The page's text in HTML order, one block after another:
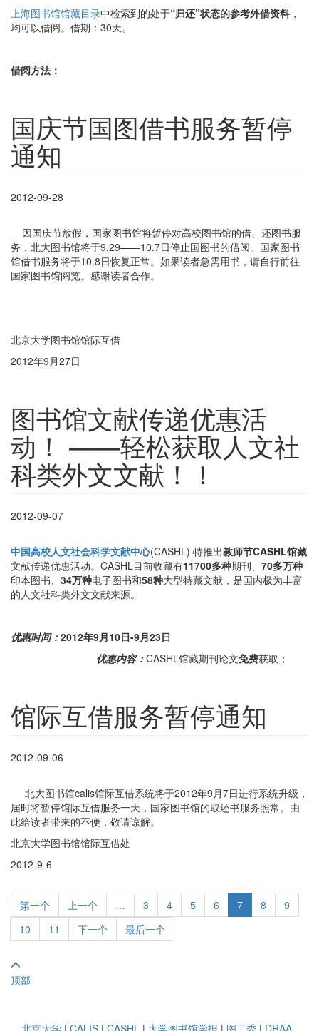
上海图书馆馆藏目录中检索到的处于“归还”状态的参考外借资料 ，
均可以借阅。借期：30天。
借阅方法：
国庆节国图借书服务暂停
通知
2012-09-28
因国庆节放假，国家图书馆将暂停对高校图书馆的借、还图书服
务，北大图书馆将于9.29——10.7日停止国图书的借阅。国家图书
馆借书服务将于10.8日恢复正常。如果读者急需用书，请自行前往
国家图书馆阅览。感谢读者合作。
北京大学图书馆馆际互借
2012年9月27日
图书馆文献传递优惠活
动！ ——轻松获取人文社
科类外文文献！！
2012-09-07
中国高校人文社会科学文献中心(CASHL) 特推出教师节CASHL馆藏
文献传递优惠活动。CASHL目前收藏有11700多种期刊、 70多万种
印本图书、 34万种电子图书和58种大型特藏文献，是国内极为丰富
的人文社科类外文文献来源。
优惠时间： 2012年9月10日-9月23日
优惠内容：CASHL馆藏期刊论文免费获取；
馆际互借服务暂停通知
2012-09-06
北大图书馆calis馆际互借系统将于2012年9月7日进行系统升级，
届时将暂停馆际互借服务一天，国家图书馆的取还书服务照常。由
此给读者带来的不便，敬请谅解。
北京大学图书馆馆际互借处
2012-9-6
第一个 上一个 … 3 4 5 6 7 8
9
10
11 下一个 最后一个
顶部